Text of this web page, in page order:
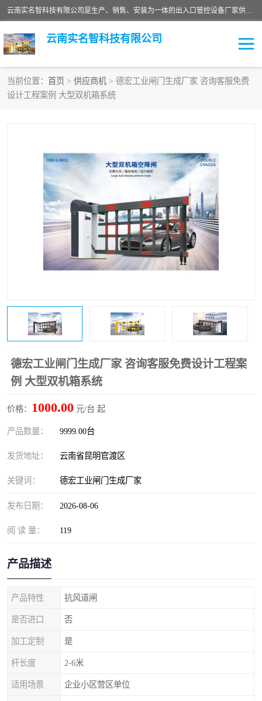
云南实名智科技有限公司是生产、销售、安装为一体的出入口管控设备厂家供应商。主营:电动伸缩门、道闸、广告道闸、重型空降闸、车牌识别、门禁通道、升降柱、岗亭、旗杆等智能设备。主营产品: 电动伸缩门,道闸门禁,车牌识别 生产、销售、安装为一体的出入口管控设备厂家源头供应商。
云南实名智科技有限公司
当前位置： 首页 > 供应商机 > 德宏工业闸门生成厂家 咨询客服免费
设计工程案例 大型双机箱系统
德宏工业闸门生成厂家 咨询客服免费设计工程案
例 大型双机箱系统
价格： 1000.00 元/台 起
产品数量： 9999.00台
发货地址： 云南省昆明官渡区
关键词： 德宏工业闸门生成厂家
发布日期： 2026-08-06
阅 读 量： 119
产品描述
产品特性 抗风道闸
是否进口 否
加工定制 是
杆长度 2-6米
适用场景 企业小区营区单位
车牌识别门系列
升降门系列 通道闸系列
小门系列 伸缩门